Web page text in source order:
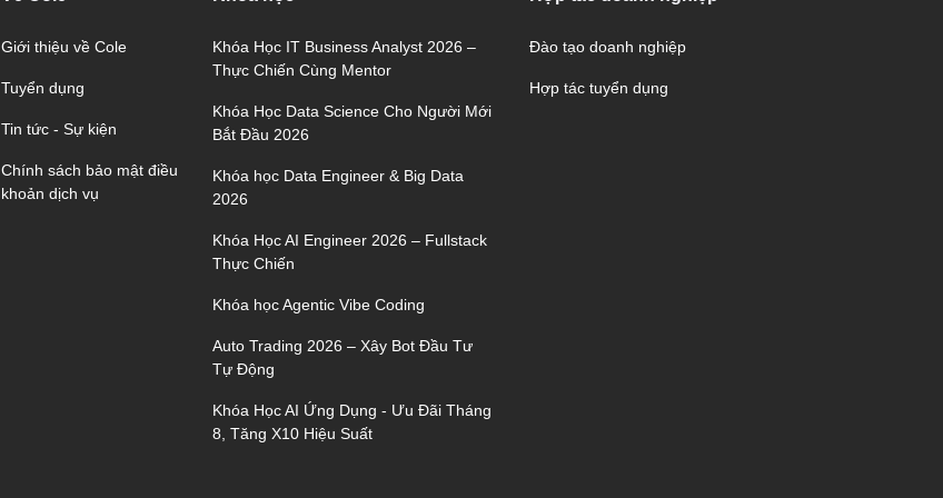
Giới thiệu về Cole
Tuyển dụng
Tin tức - Sự kiện
Chính sách bảo mật điều
khoản dịch vụ
Khóa Học IT Business Analyst 2026 –
Thực Chiến Cùng Mentor
Khóa Học Data Science Cho Người Mới
Bắt Đầu 2026
Khóa học Data Engineer & Big Data
2026
Khóa Học AI Engineer 2026 – Fullstack
Thực Chiến
Khóa học Agentic Vibe Coding
Auto Trading 2026 – Xây Bot Đầu Tư
Tự Động
Khóa Học AI Ứng Dụng - Ưu Đãi Tháng
8, Tăng X10 Hiệu Suất
Đào tạo doanh nghiệp
Hợp tác tuyển dụng